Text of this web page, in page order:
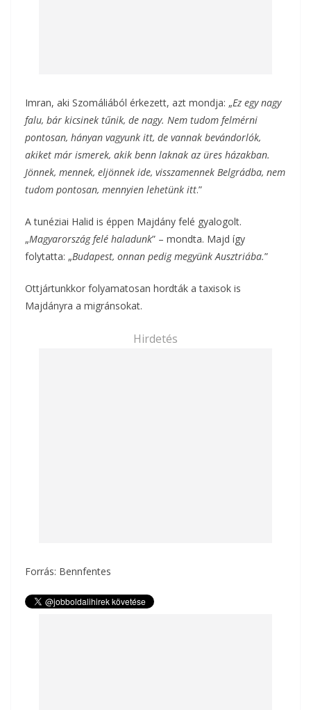
Imran, aki Szomáliából érkezett, azt mondja: „Ez egy nagy
falu, bár kicsinek tűnik, de nagy. Nem tudom felmérni
pontosan, hányan vagyunk itt, de vannak bevándorlók,
akiket már ismerek, akik benn laknak az üres házakban.
Jönnek, mennek, eljönnek ide, visszamennek Belgrádba, nem
tudom pontosan, mennyien lehetünk itt.”
A tunéziai Halid is éppen Majdány felé gyalogolt.
„Magyarország felé haladunk” – mondta. Majd így
folytatta: „Budapest, onnan pedig megyünk Ausztriába.”
Ottjártunkkor folyamatosan hordták a taxisok is
Majdányra a migránsokat.
Hirdetés
Forrás: Bennfentes